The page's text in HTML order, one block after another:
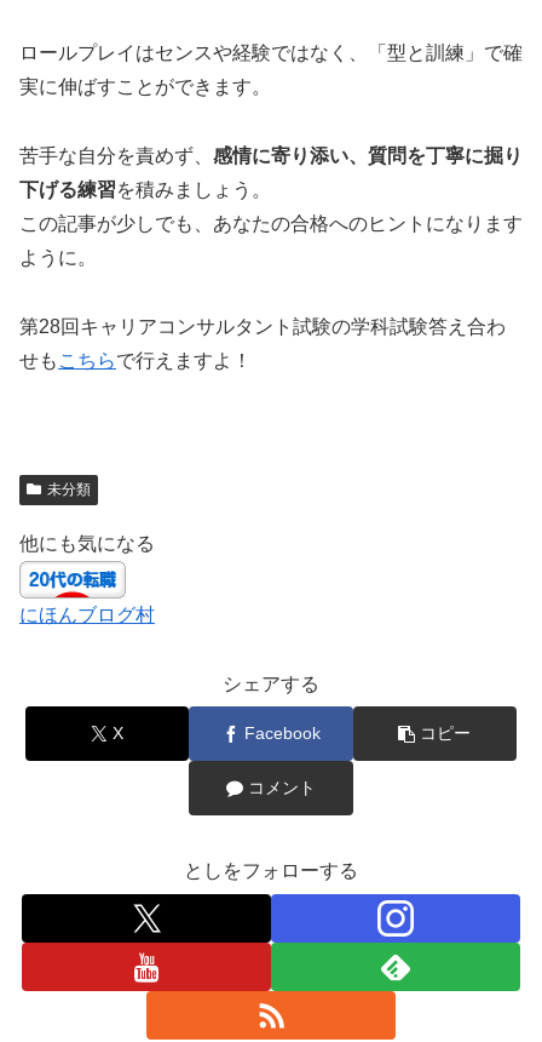
ロールプレイはセンスや経験ではなく、「型と訓練」で確
実に伸ばすことができます。
苦手な自分を責めず、 感情に寄り添い、質問を丁寧に掘り
下げる練習を積みましょう。
この記事が少しでも、あなたの合格へのヒントになります
ように。
第28回キャリアコンサルタント試験の学科試験答え合わ
せも こちらで行えますよ！
未分類
他にも気になる
にほんブログ村
シェアする
X Facebook コピー
コメント
としをフォローする